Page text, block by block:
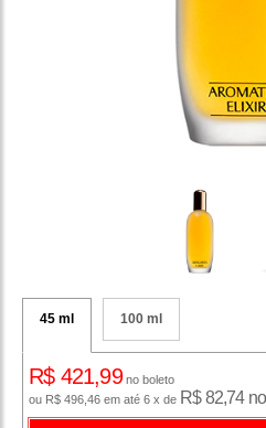
45 ml 100 ml
R$ 421,99no boleto
ou R$ 496,46 em até 6 x de R$ 82,74